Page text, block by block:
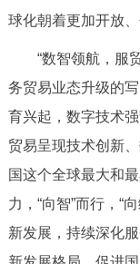
多语种
ESPAÑOL
ITALIANO
球化朝着更加开放
“数智领航，服贸
务贸易业态升级的
育兴起，数字技术
贸易呈现技术创新
国这个全球最大和
力，“向智”而行，“
新发展，持续深化